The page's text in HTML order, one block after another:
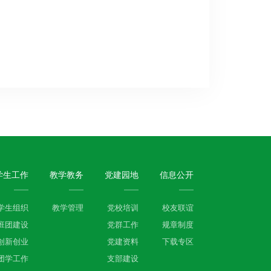
生工作
生组织
团建设
新创业
学工作
教学教务
教学管理
党建园地
党校培训
党群工作
党建资料
支部建设
信息公开
校友联谊
规章制度
下载专区